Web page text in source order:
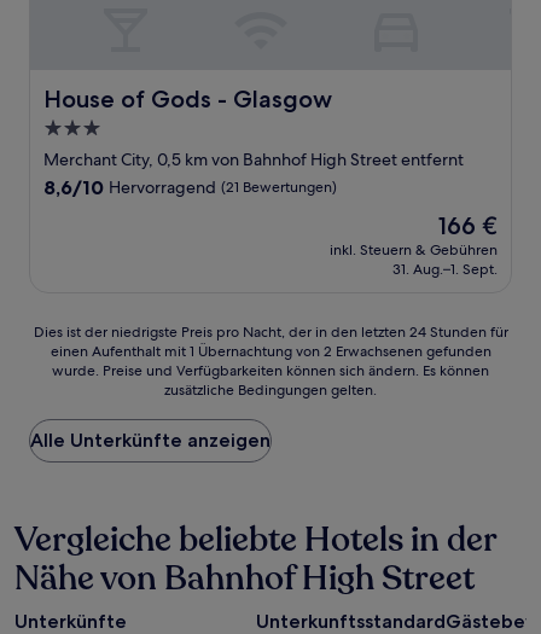
House of Gods - Glasgow
House of Gods - Glasgow
3.0-
Sterne-
Unterkunft
Merchant City, 0,5 km von Bahnhof High Street entfernt
8.6
8,6/10 Hervorragend (21 Bewertungen)
Der
Preis
beträgt
166 €
inkl. Steuern & Gebühren
31. Aug.–1. Sept.
Dies
der
Preis
pro
Nacht,
den
letzten
24 Stunden
für
einen
Dies ist der niedrigste Preis pro Nacht, der in den letzten 24 Stunden für
einen Aufenthalt mit 1 Übernachtung von 2 Erwachsenen gefunden
wurde. Preise und Verfügbarkeiten können sich ändern. Es können
zusätzliche Bedingungen gelten.
Alle Unterkünfte anzeigen
Vergleiche beliebte Hotels in der
Nähe von Bahnhof High Street
Unterkünfte Unterkunftsstandard